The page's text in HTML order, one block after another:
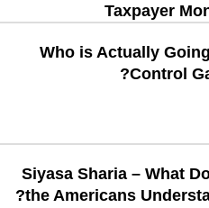
Taxpayer
Who is Actually
Control
Siyasa Sharia – What
the Americans